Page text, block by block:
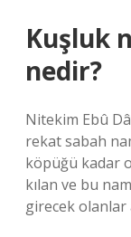
Kuşluk
nedir?
Nitekim Ebû
rekat sabah
köpüğü kadar
kılan ve bu
girecek olanlar